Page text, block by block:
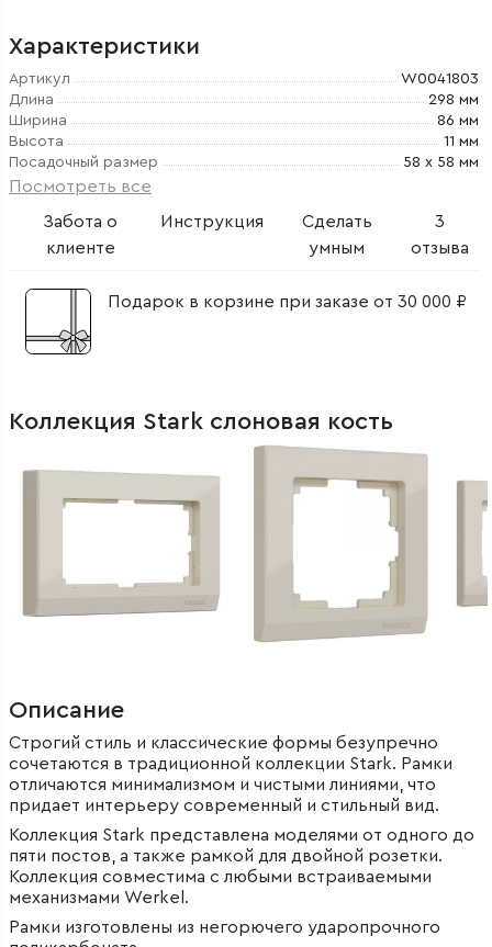
Характеристики
Артикул
W0041803
Длина
298 мм
Ширина
86 мм
Высота
11 мм
Посадочный размер
58 х 58 мм
Посмотреть все
Забота о
клиенте
Инструкция
Сделать
умным
3
отзыва
Подарок в корзине при заказе от 30 000 ₽
Коллекция Stark слоновая кость
Описание
Строгий стиль и классические формы безупречно
сочетаются в традиционной коллекции Stark. Рамки
отличаются минимализмом и чистыми линиями, что
придает интерьеру современный и стильный вид.
Коллекция Stark представлена моделями от одного до
пяти постов, а также рамкой для двойной розетки.
Коллекция совместима с любыми встраиваемыми
механизмами Werkel.
Рамки изготовлены из негорючего ударопрочного